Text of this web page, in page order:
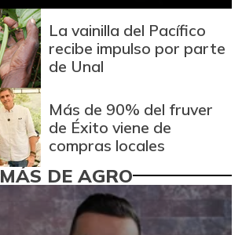
La vainilla del Pacífico
recibe impulso por parte
de Unal
Más de 90% del fruver
de Éxito viene de
compras locales
MÁS DE AGRO